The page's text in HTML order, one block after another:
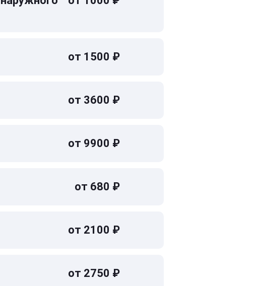
от 1500 ₽
от 3600 ₽
от 9900 ₽
от 680 ₽
от 2100 ₽
от 2750 ₽